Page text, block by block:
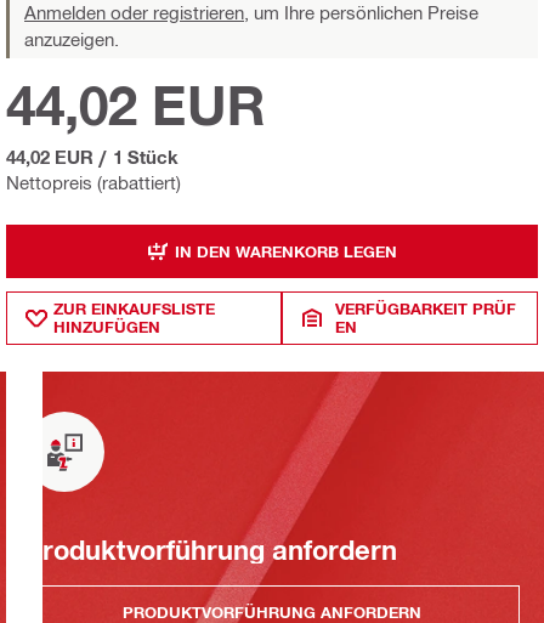
Anmelden oder registrieren, um Ihre persönlichen Preise
anzuzeigen.
Nettopreis (rabattiert)
44,02 EUR
44,02 EUR / 1 Stück
IN DEN WARENKORB LEGEN
ZUR EINKAUFSLISTE
HINZUFÜGEN
VERFÜGBARKEIT PRÜF
EN
Produktvorführung anfordern
PRODUKTVORFÜHRUNG ANFORDERN